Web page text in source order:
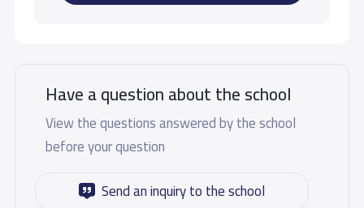
Have a question about the school
View the questions answered by the school
before your question
Send an inquiry to the school